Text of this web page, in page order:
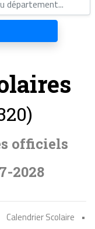
officiels
2028
Calendrier Scolaire
•